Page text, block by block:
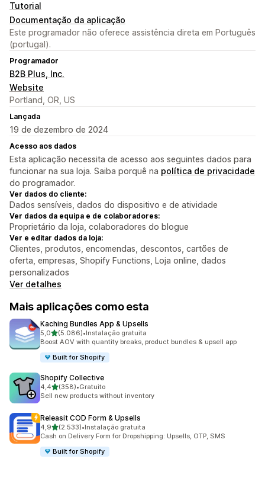
Tutorial
Documentação da aplicação
Este programador não oferece assistência direta em Português
(portugal).
Programador
B2B Plus, Inc.
Website
Portland, OR, US
Lançada
19 de dezembro de 2024
Acesso aos dados
Esta aplicação necessita de acesso aos seguintes dados para
funcionar na sua loja. Saiba porquê na política de privacidade
do programador.
Ver dados do cliente:
Dados sensíveis, dados do dispositivo e de atividade
Ver dados da equipa e de colaboradores:
Proprietário da loja, colaboradores do blogue
Ver e editar dados da loja:
Clientes, produtos, encomendas, descontos, cartões de
oferta, empresas, Shopify Functions, Loja online, dados
personalizados
Ver detalhes
Mais aplicações como esta
Kaching Bundles App & Upsells
5,0de 5 estrelas
(5.086)
5086 total de avaliações
•Instalação gratuita
Boost AOV with quantity breaks, product bundles & upsell app
Built for Shopify
Shopify Collective
4,4de 5 estrelas
(358)
358 total de avaliações
•Gratuito
Sell new products without inventory
Releasit COD Form & Upsells
4,9de 5 estrelas
(2.533)
2533 total de avaliações
•Instalação gratuita
Cash on Delivery Form for Dropshipping: Upsells, OTP, SMS
Built for Shopify